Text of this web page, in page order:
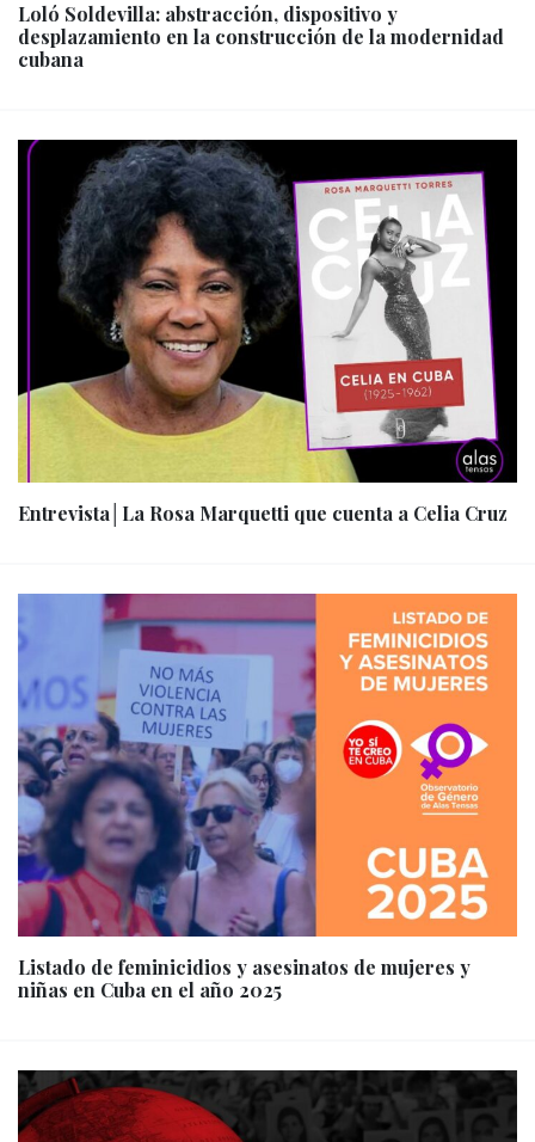
Loló Soldevilla: abstracción, dispositivo y
desplazamiento en la construcción de la modernidad
cubana
Entrevista│La Rosa Marquetti que cuenta a Celia Cruz
Listado de feminicidios y asesinatos de mujeres y
niñas en Cuba en el año 2025